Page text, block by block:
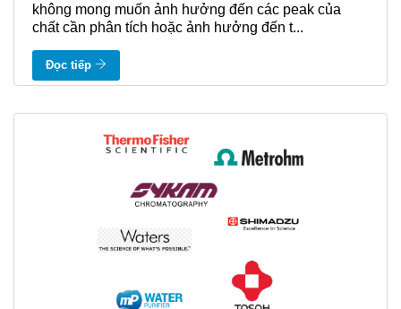
không mong muốn ảnh hưởng đến các peak của
chất cần phân tích hoặc ảnh hưởng đến t...
Đọc tiếp